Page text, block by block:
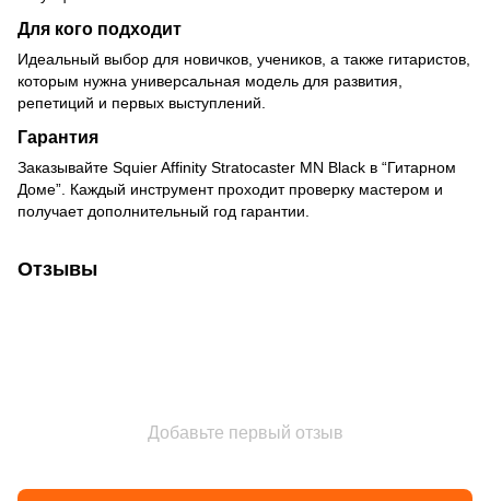
Для кого подходит
Идеальный выбор для новичков, учеников, а также гитаристов,
которым нужна универсальная модель для развития,
репетиций и первых выступлений.
Гарантия
Заказывайте Squier Affinity Stratocaster MN Black в “Гитарном
Доме”. Каждый инструмент проходит проверку мастером и
получает дополнительный год гарантии.
Отзывы
Добавьте первый отзыв